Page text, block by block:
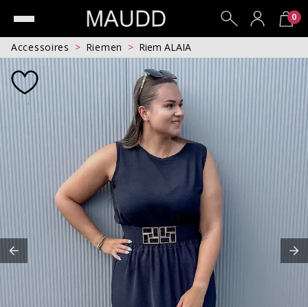
0
Accessoires Riemen Riem ALAIA